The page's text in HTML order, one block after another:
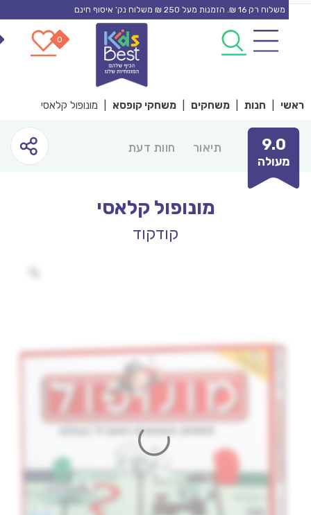
משלוח רק 16 ₪. הזמנות מעל 250 ₪ משלוח נק’ איסוף חינם
| חנות | משחקים | משחקי קופסא | מונופול קלאסי
9.0
מעולה
תיאור חוות דעת
מונופול קלאסי
קודקוד